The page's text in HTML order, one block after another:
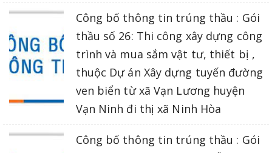
Công bố thông tin trúng thầu : Gói
thầu số 26: Thi công xây dựng công
trình và mua sắm vật tư, thiết bị ,
thuộc Dự án Xây dựng tuyến đường
ven biển từ xã Vạn Lương huyện
Vạn Ninh đi thị xã Ninh Hòa
Công bố thông tin trúng thầu : Gói